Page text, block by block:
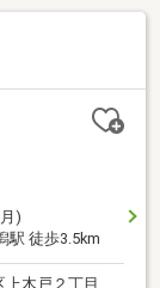
)
駅 徒歩3.5km
木戸２丁目